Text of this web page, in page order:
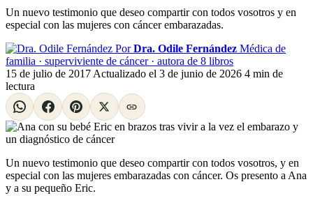
Un nuevo testimonio que deseo compartir con todos vosotros y en
especial con las mujeres con cáncer embarazadas.
Por Dra. Odile Fernández Médica de
familia · superviviente de cáncer · autora de 8 libros
15 de julio de 2017 Actualizado el 3 de junio de 2026 4 min de
lectura
Un nuevo testimonio que deseo compartir con todos vosotros, y en
especial con las mujeres embarazadas con cáncer. Os presento a Ana
y a su pequeño Eric.